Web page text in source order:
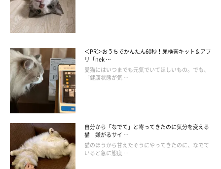
抱っこや爪切りを怖がる猫におすすめの爪切
り方法
＜PR＞おうちでかんたん60秒！尿検査キット＆アプ
リ「nek …
愛猫にはいつまでも元気でいてほしいもの。でも、
「健康状態が気 …
自分から「なでて」と寄ってきたのに気分を変える
猫 嫌がるサイ …
猫のほうから甘えたそうにやってきたのに、なでて
いると急に態度 …